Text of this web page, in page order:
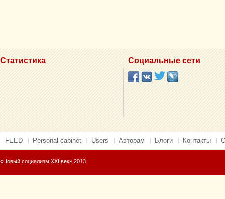
Статистика Социальные сети
FEED Personal cabinet Users Авторам Блоги Контакты
«Новый социализм XXI век» 2013